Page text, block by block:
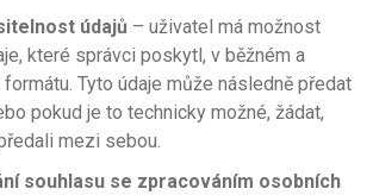
údajů – uživatel má možnost
které správci poskytl, v běžném a
Tyto údaje může následně předat
pokud je to technicky možné, žádat,
mezi sebou.
souhlasu se zpracováním osobních